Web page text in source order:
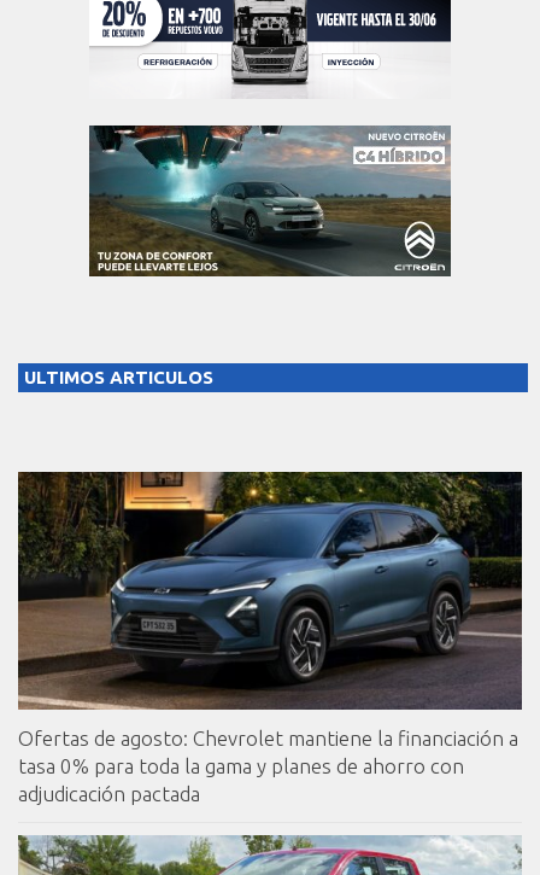
ULTIMOS ARTICULOS
Ofertas de agosto: Chevrolet mantiene la financiación a
tasa 0% para toda la gama y planes de ahorro con
adjudicación pactada